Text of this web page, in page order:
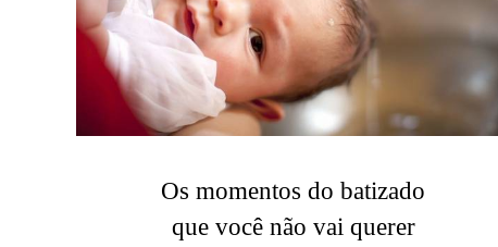
Os momentos do batizado
que você não vai querer